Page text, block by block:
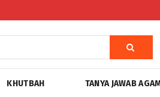
KHUTBAH TANYA JAWAB